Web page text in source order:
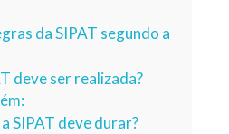
da SIPAT segundo a
deve ser realizada?
SIPAT deve durar?